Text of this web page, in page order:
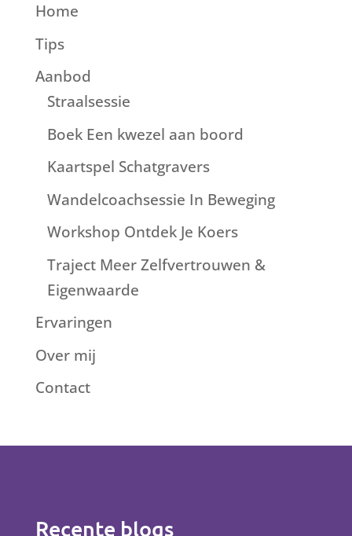
Home
Tips
Aanbod
Straalsessie
Boek Een kwezel aan boord
Kaartspel Schatgravers
Wandelcoachsessie In Beweging
Workshop Ontdek Je Koers
Traject Meer Zelfvertrouwen &
Eigenwaarde
Ervaringen
Over mij
Contact
Recente blogs